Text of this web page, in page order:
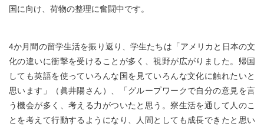
国に向け、荷物の整理に奮闘中です。
4か月間の留学生活を振り返り、学生たちは「アメリカと日本の文
化の違いに衝撃を受けることが多く、視野が広がりました。帰国
しても英語を使っていろんな国を見ていろんな文化に触れたいと
思います」（眞井陽さん）、「グループワークで自分の意見を言
う機会が多く、考える力がついたと思う。寮生活を通して人のこ
とを考えて行動するようになり、人間としても成長できたと思い